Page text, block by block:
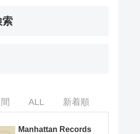
索
ALL 新着順
Manhattan Records